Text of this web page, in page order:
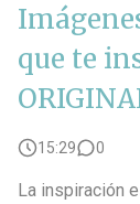
que te
15:29 0
La inspiración